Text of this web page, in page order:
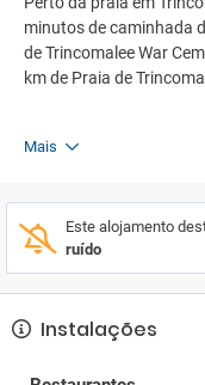
minutos de caminhada
de Trincomalee War
km de Praia de
Mais
Este alojamento
ruído
Instalações